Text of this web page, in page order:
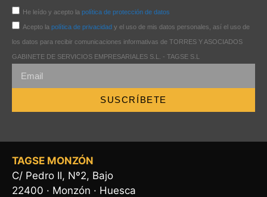
He leído y acepto la política de protección de datos
Acepto la política de privacidad y el uso de mis datos personales, así el uso de
los datos para recibir comunicaciones informativas de TORRES Y ASOCIADOS
GABINETE DE SERVICIOS EMPRESARIALES S.L. - TAGSE S.L
SUSCRÍBETE
TAGSE MONZÓN
C/ Pedro II, Nº2, Bajo
22400 · Monzón · Huesca